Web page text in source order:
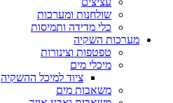
שולחנות ומערכות
כלי מדידה ותמיסות
מערכות השקיה
טפטפות וצינורות
מיכלי מים
ציוד למיכל ההשקיה
משאבות מים